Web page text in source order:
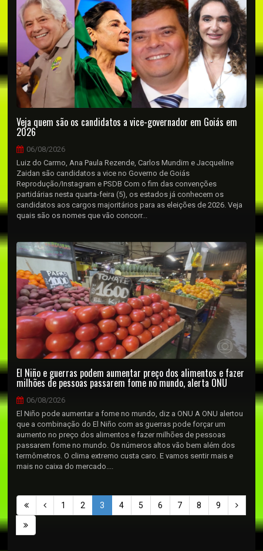
Veja quem são os candidatos a vice-governador em Goiás em
2026
06/08/2026
Luiz do Carmo, Ana Paula Rezende, Carlos Mundim e Jacqueline
Zaidan são candidatos a vice no Governo de Goiás
Reprodução/Instagram e PSDB Com o fim das convenções
partidárias nesta quarta-feira (5), os estados já conhecem os
candidatos aos cargos majoritários para as eleições de 2026. Veja
quais são os nomes que vão concorr...
El Niño e guerras podem aumentar preço dos alimentos e fazer
milhões de pessoas passarem fome no mundo, alerta ONU
06/08/2026
El Niño pode aumentar a fome no mundo, diz a ONU A ONU alertou
que a combinação do El Niño com as guerras pode forçar um
aumento no preço dos alimentos e fazer milhões de pessoas
passarem fome no mundo. Os números altos vão bem além dos
termômetros. O clima extremo custa caro. E vamos sentir mais e
mais no caixa do mercado....
1 2 3 4 5 6 7 8 9